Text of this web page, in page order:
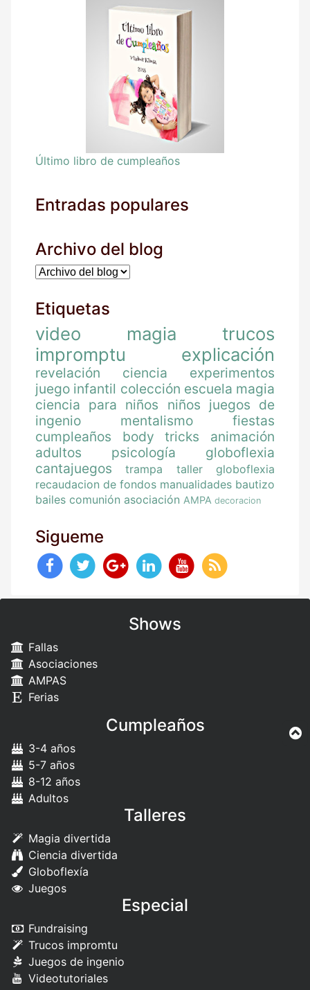
Último libro de cumpleaños
Entradas populares
Archivo del blog
Etiquetas
video magia
trucos
impromptu
explicación
revelación ciencia
experimentos
juego infantil colección escuela magia
ciencia para niños
niños juegos de
ingenio
mentalismo
fiestas
cumpleaños
body tricks
animación
adultos
psicología
globoflexia
cantajuegos
trampa
taller globoflexia
recaudacion de fondos manualidades bautizo
bailes comunión asociación AMPA decoracion
Sigueme
Shows
Fallas
Asociaciones
AMPAS
Ferias
Cumpleaños
3-4 años
5-7 años
8-12 años
Adultos
Talleres
Magia divertida
Ciencia divertida
Globoflexía
Juegos
Especial
Fundraising
Trucos impromtu
Juegos de ingenio
Videotutoriales